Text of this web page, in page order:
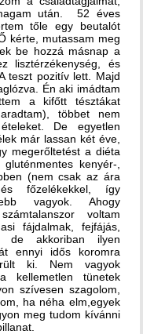
után. 52 éves
tőle egy beutalót
kérte, mutassam meg
be hozzá másnap a
lisztérzékenység, és
teszt pozitív lett. Majd
Én aki imádtam
a kifőtt tésztákat
többet nem
De egyetlen
már lassan két éve,
megerőltetést a diéta
kenyér-,
(nem csak az ára
főzelékekkel, így
vagyok. Ahogy
voltam
fájdalmak, fejfájás,
de akkoriban ilyen
ennyi idős koromra
ki. Nem vagyok
kellemetlen tünetek
szívesen szagolom,
ha néha elm,egyek
meg tudom kívánni